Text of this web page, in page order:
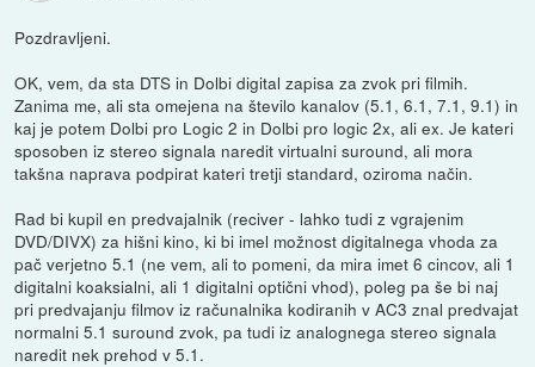
Pozdravljeni.
OK, vem, da sta DTS in Dolbi digital zapisa za zvok pri filmih.
Zanima me, ali sta omejena na število kanalov (5.1, 6.1, 7.1, 9.1) in
kaj je potem Dolbi pro Logic 2 in Dolbi pro logic 2x, ali ex. Je kateri
sposoben iz stereo signala naredit virtualni suround, ali mora
takšna naprava podpirat kateri tretji standard, oziroma način.
Rad bi kupil en predvajalnik (reciver - lahko tudi z vgrajenim
DVD/DIVX) za hišni kino, ki bi imel možnost digitalnega vhoda za
pač verjetno 5.1 (ne vem, ali to pomeni, da mira imet 6 cincov, ali 1
digitalni koaksialni, ali 1 digitalni optični vhod), poleg pa še bi naj
pri predvajanju filmov iz računalnika kodiranih v AC3 znal predvajat
normalni 5.1 suround zvok, pa tudi iz analognega stereo signala
naredit nek prehod v 5.1.